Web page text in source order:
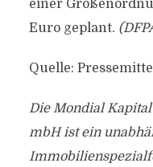
einer
Euro geplant.
Quelle:
Die Mondial
mbH ist ein